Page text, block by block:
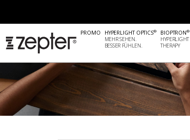
PROMO HYPERLIGHT OPTICS®
MEHR SEHEN.
BESSER FÜHLEN.
BIOPTRON®
HYPERLIGHT
THERAPY